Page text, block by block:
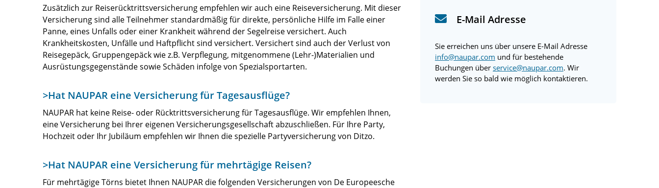
Zusätzlich zur Reiserücktrittsversicherung empfehlen wir auch eine Reiseversicherung. Mit dieser
Versicherung sind alle Teilnehmer standardmäßig für direkte, persönliche Hilfe im Falle einer
Panne, eines Unfalls oder einer Krankheit während der Segelreise versichert. Auch
Krankheitskosten, Unfälle und Haftpflicht sind versichert. Versichert sind auch der Verlust von
Reisegepäck, Gruppengepäck wie z.B. Verpflegung, mitgenommene (Lehr-)Materialien und
Ausrüstungsgegenstände sowie Schäden infolge von Spezialsportarten.
>Hat NAUPAR eine Versicherung für Tagesausflüge?
NAUPAR hat keine Reise- oder Rücktrittsversicherung für Tagesausflüge. Wir empfehlen Ihnen,
eine Versicherung bei Ihrer eigenen Versicherungsgesellschaft abzuschließen. Für Ihre Party,
Hochzeit oder Ihr Jubiläum empfehlen wir Ihnen die spezielle Partyversicherung von Ditzo.
>Hat NAUPAR eine Versicherung für mehrtägige Reisen?
Für mehrtägige Törns bietet Ihnen NAUPAR die folgenden Versicherungen von De Europeesche
E-Mail Adresse
Sie erreichen uns über unsere E-Mail Adresse
info@naupar.com und für bestehende
Buchungen über service@naupar.com. Wir
werden Sie so bald wie möglich kontaktieren.